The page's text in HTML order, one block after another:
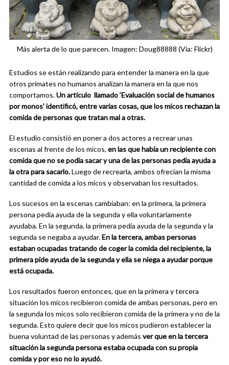
Más alerta de lo que parecen. Imagen: Doug88888 (Via: Flickr)
Estudios se están realizando para entender la manera en la que
otros primates no humanos analizan la manera en la que nos
comportamos.Un artículo llamado ‘Evaluación social de humanos
por monos’ identificó, entre varias cosas, que los micos rechazan la
comida de personas que tratan mal a otras.
El estudio consistió en poner a dos actores a recrear unas
escenas al frente de los micos, en las que había un recipiente con
comida que no se podía sacar y una de las personas pedía ayuda a
la otra para sacarlo.Luego de recrearla, ambos ofrecían la misma
cantidad de comida a los micos y observaban los resultados.
Los sucesos en la escenas cambiaban: en la primera, la primera
persona pedía ayuda de la segunda y ella voluntariamente
ayudaba. En la segunda, la primera pedía ayuda de la segunda y la
segunda se negaba a ayudar.En la tercera, ambas personas
estaban ocupadas tratando de coger la comida del recipiente, la
primera pide ayuda de la segunda y ella se niega a ayudar porque
está ocupada.
Los resultados fueron entonces, que en la primera y tercera
situación los micos recibieron comida de ambas personas, pero en
la segunda los micos solo recibieron comida de la primera y no de la
segunda. Esto quiere decir que los micos pudieron establecer la
buena voluntad de las personas y además ver que en la tercera
situación la segunda persona estaba ocupada con su propia
comida y por eso no lo ayudó.